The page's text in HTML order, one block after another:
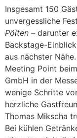
Insgesamt 150
unvergessliche
Pölten – darunter
Backstage-
aus nächster
Meeting Point
GmbH in der
wenige Schritte
herzliche
Thomas Mikscha
Bei kühlen